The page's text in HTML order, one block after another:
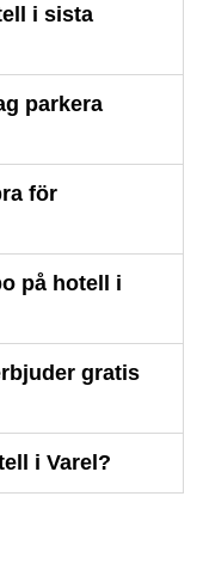
i sista
parkera
för
på hotell i
gratis
i Varel?